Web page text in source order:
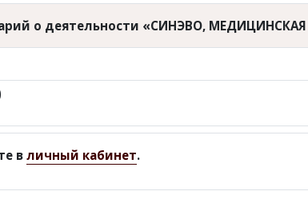
о деятельности «СИНЭВО,
в личный кабинет.